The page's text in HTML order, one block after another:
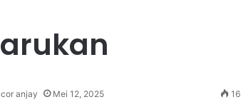
anjay Mei 12, 2025 16